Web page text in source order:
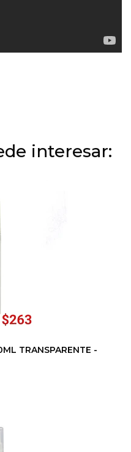
interesar:
TRANSPARENTE -